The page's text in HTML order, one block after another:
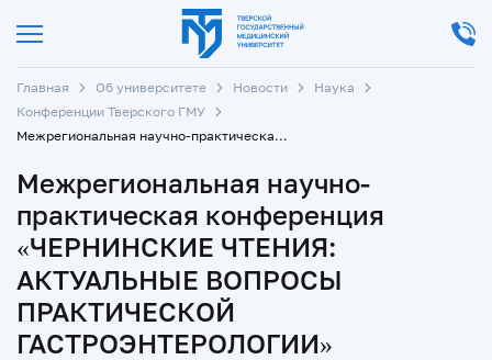
Главная Об университете Новости
Наука
Конференции Тверского ГМУ
Межрегиональная научно-практическая конференция «ЧЕРНИНСКИЕ ЧТЕНИЯ: АКТУАЛЬНЫЕ ВОПРОСЫ ПРАКТИЧЕСКОЙ ГАСТРОЭНТЕРОЛОГИИ»
Межрегиональная научно-
практическая конференция
«ЧЕРНИНСКИЕ ЧТЕНИЯ:
АКТУАЛЬНЫЕ ВОПРОСЫ
ПРАКТИЧЕСКОЙ
ГАСТРОЭНТЕРОЛОГИИ»